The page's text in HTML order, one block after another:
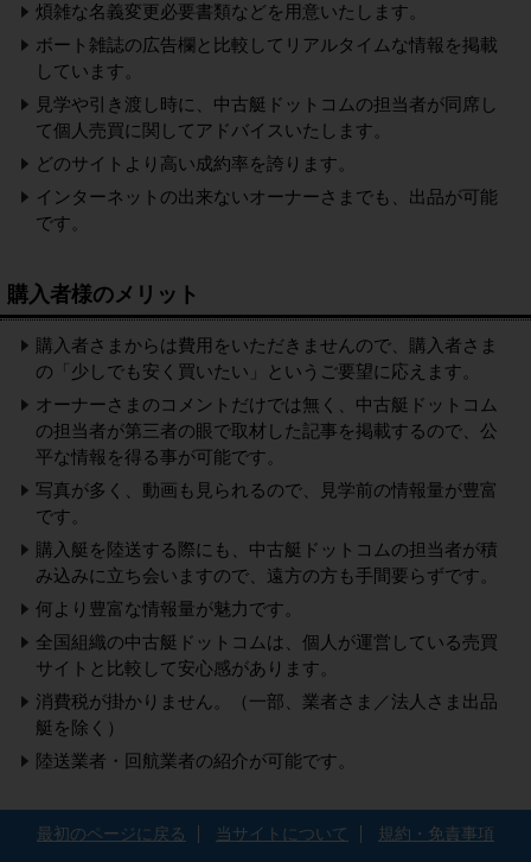
煩雑な名義変更必要書類などを用意いたします。
ボート雑誌の広告欄と比較してリアルタイムな情報を掲載
しています。
見学や引き渡し時に、中古艇ドットコムの担当者が同席し
て個人売買に関してアドバイスいたします。
どのサイトより高い成約率を誇ります。
インターネットの出来ないオーナーさまでも、出品が可能
です。
購入者様のメリット
購入者さまからは費用をいただきませんので、購入者さま
の「少しでも安く買いたい」というご要望に応えます。
オーナーさまのコメントだけでは無く、中古艇ドットコム
の担当者が第三者の眼で取材した記事を掲載するので、公
平な情報を得る事が可能です。
写真が多く、動画も見られるので、見学前の情報量が豊富
です。
購入艇を陸送する際にも、中古艇ドットコムの担当者が積
み込みに立ち会いますので、遠方の方も手間要らずです。
何より豊富な情報量が魅力です。
全国組織の中古艇ドットコムは、個人が運営している売買
サイトと比較して安心感があります。
消費税が掛かりません。（一部、業者さま／法人さま出品
艇を除く）
陸送業者・回航業者の紹介が可能です。
最初のページに戻る 当サイトについて 規約・免責事項